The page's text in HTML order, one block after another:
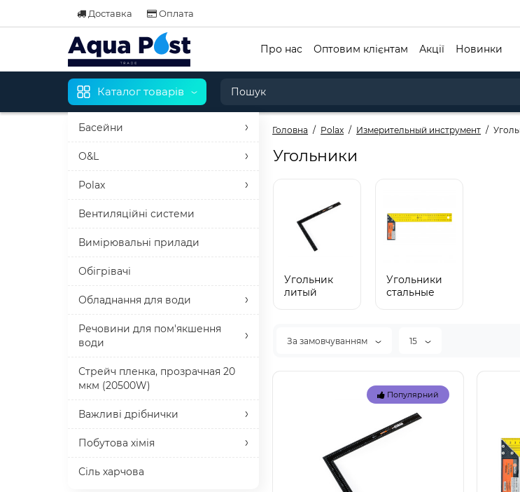
Доставка Оплата
Про нас Оптовим клієнтам Акції Новинки
Каталог товарів
Басейни
O&L
Polax
Вентиляційні системи
Вимірювальні прилади
Обігрівачі
Обладнання для води
Речовини для пом'якшення
води
Стрейч пленка, прозрачная 20
мкм (20500W)
Важливі дрібнички
Побутова хімія
Сіль харчова
Головна Polax Измерительный инструмент
Угольники
Угольник
литый
Угольники
стальные
За замовчуванням 15
Популярний